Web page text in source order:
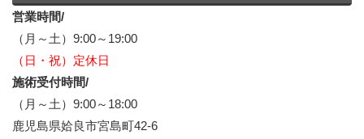
営業時間/
（月～土）9:00～19:00
（日・祝）定休日
施術受付時間/
（月～土）9:00～18:00
鹿児島県姶良市宮島町42-6